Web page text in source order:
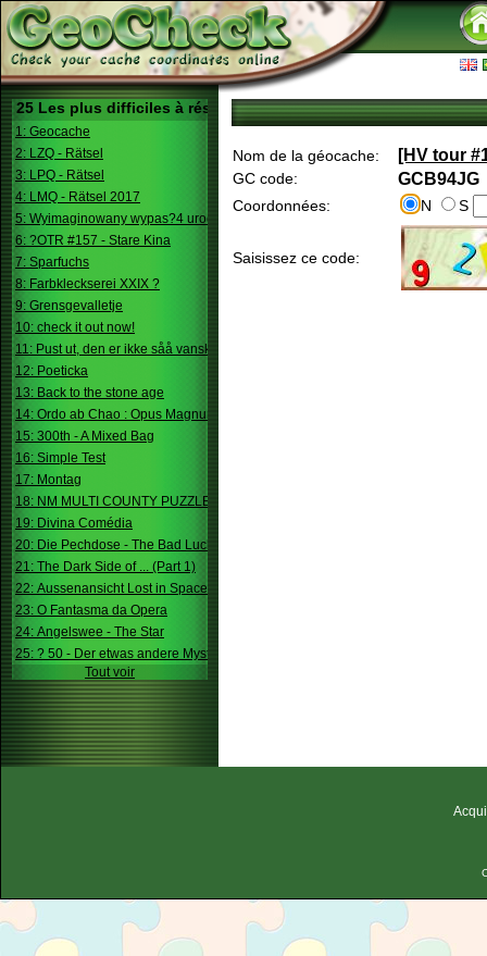
25 Les plus difficiles à résoudre
1: Geocache
2: LZQ - Rätsel
3: LPQ - Rätsel
4: LMQ - Rätsel 2017
5: Wyimaginowany wypas?4 urodziny
6: ?OTR #157 - Stare Kina
7: Sparfuchs
8: Farbkleckserei XXIX ?
9: Grensgevalletje
10: check it out now!
11: Pust ut, den er ikke såå vanskelig.
12: Poeticka
13: Back to the stone age
14: Ordo ab Chao : Opus Magnum
15: 300th - A Mixed Bag
16: Simple Test
17: Montag
18: NM MULTI COUNTY PUZZLE
19: Divina Comédia
20: Die Pechdose - The Bad Luck Box
21: The Dark Side of ... (Part 1)
22: Aussenansicht Lost in Space
23: O Fantasma da Opera
24: Angelswee - The Star
25: ? 50 - Der etwas andere Mystery
Tout voir
Nom de la géocache: [HV tour
GC code: GCB94JG
Coordonnées: N S
Saisissez ce code: